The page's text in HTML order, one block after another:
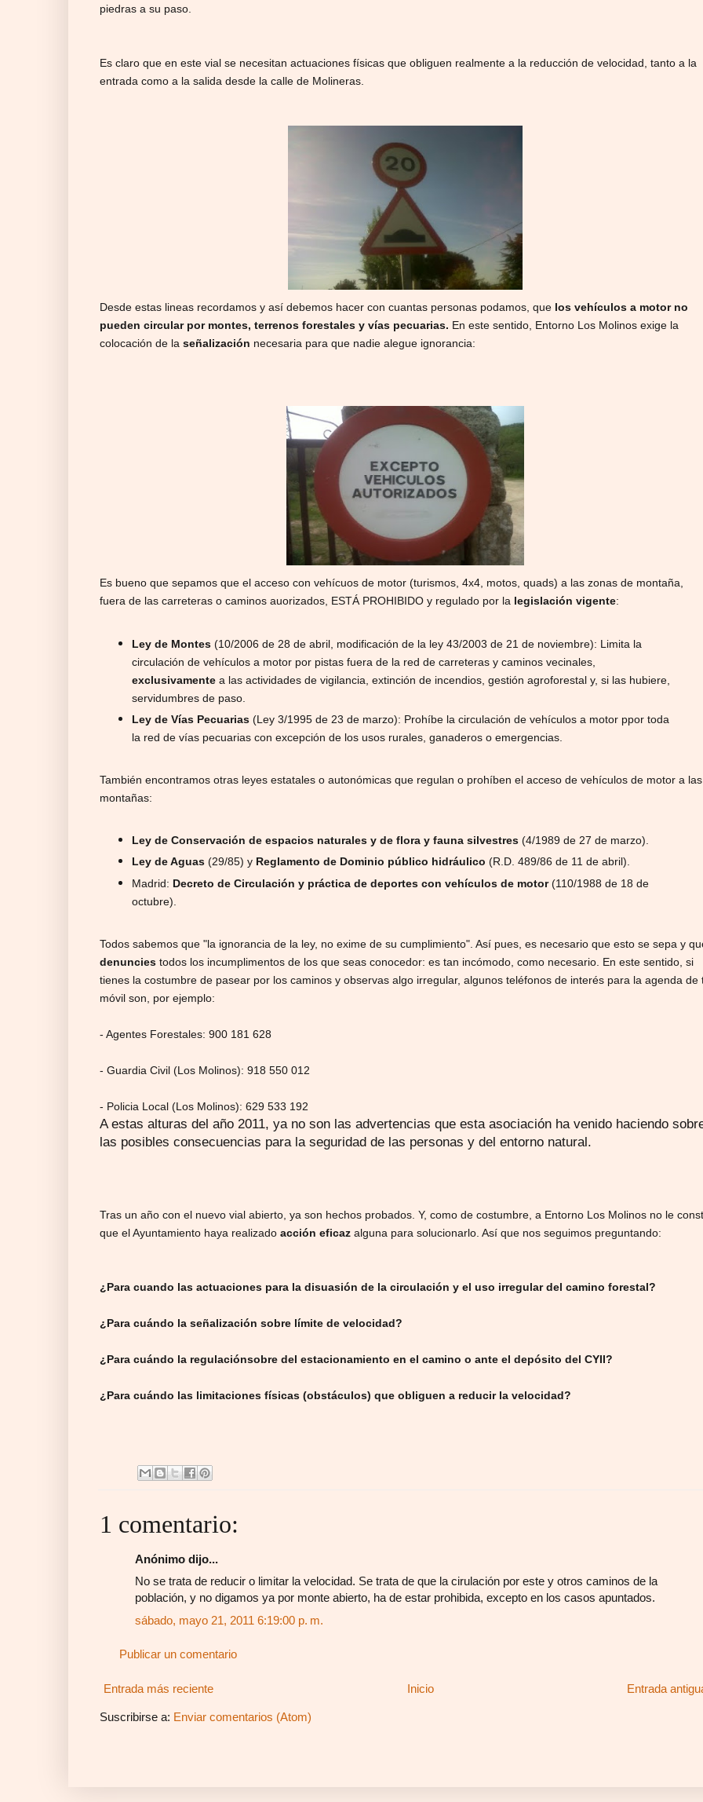
piedras a su paso.
Es claro que en este vial se necesitan actuaciones físicas que obliguen realmente a la reducción de velocidad, tanto a la
entrada como a la salida desde la calle de Molineras.
Desde estas lineas recordamos y así debemos hacer con cuantas personas podamos, que los vehículos a motor no
pueden circular por montes, terrenos forestales y vías pecuarias. En este sentido, Entorno Los Molinos exige la
colocación de la señalización necesaria para que nadie alegue ignorancia:
Es bueno que sepamos que el acceso con vehícuos de motor (turismos, 4x4, motos, quads) a las zonas de montaña,
fuera de las carreteras o caminos auorizados, ESTÁ PROHIBIDO y regulado por la legislación vigente:
Ley de Montes (10/2006 de 28 de abril, modificación de la ley 43/2003 de 21 de noviembre): Limita la
circulación de vehículos a motor por pistas fuera de la red de carreteras y caminos vecinales,
exclusivamente a las actividades de vigilancia, extinción de incendios, gestión agroforestal y, si las hubiere,
servidumbres de paso.
Ley de Vías Pecuarias (Ley 3/1995 de 23 de marzo): Prohíbe la circulación de vehículos a motor ppor toda
la red de vías pecuarias con excepción de los usos rurales, ganaderos o emergencias.
También encontramos otras leyes estatales o autonómicas que regulan o prohíben el acceso de vehículos de motor a las
montañas:
Ley de Conservación de espacios naturales y de flora y fauna silvestres (4/1989 de 27 de marzo).
Ley de Aguas (29/85) y Reglamento de Dominio público hidráulico (R.D. 489/86 de 11 de abril).
Madrid: Decreto de Circulación y práctica de deportes con vehículos de motor(110/1988 de 18 de
octubre).
Todos sabemos que "la ignorancia de la ley, no exime de su cumplimiento". Así pues, es necesario que esto se sepa y
denuncies todos los incumplimentos de los que seas conocedor: es tan incómodo, como necesario. En este sentido, si
tienes la costumbre de pasear por los caminos y observas algo irregular, algunos teléfonos de interés para la agenda de
móvil son, por ejemplo:
- Agentes Forestales: 900 181 628
- Guardia Civil (Los Molinos): 918 550 012
- Policia Local (Los Molinos): 629 533 192
A estas alturas del año 2011, ya no son las advertencias que esta asociación ha venido haciendo
las posibles consecuencias para la seguridad de las personas y del entorno natural.
Tras un año con el nuevo vial abierto, ya son hechos probados. Y, como de costumbre, a Entorno Los Molinos no le
que el Ayuntamiento haya realizado acción eficaz alguna para solucionarlo. Así que nos seguimos preguntando:
¿Para cuando las actuaciones para la disuasión de la circulación y el uso irregular del camino forestal?
¿Para cuándo la señalización sobre límite de velocidad?
¿Para cuándo la regulaciónsobre del estacionamiento en el camino o ante el depósito del CYII?
¿Para cuándo las limitaciones físicas (obstáculos) que obliguen a reducir la velocidad?
1 comentario:
Anónimo dijo...
No se trata de reducir o limitar la velocidad. Se trata de que la cirulación por este y otros caminos de la
población, y no digamos ya por monte abierto, ha de estar prohibida, excepto en los casos apuntados.
sábado, mayo 21, 2011 6:19:00 p. m.
Publicar un comentario
Entrada más reciente Entrada
Inicio
Suscribirse a: Enviar comentarios (Atom)